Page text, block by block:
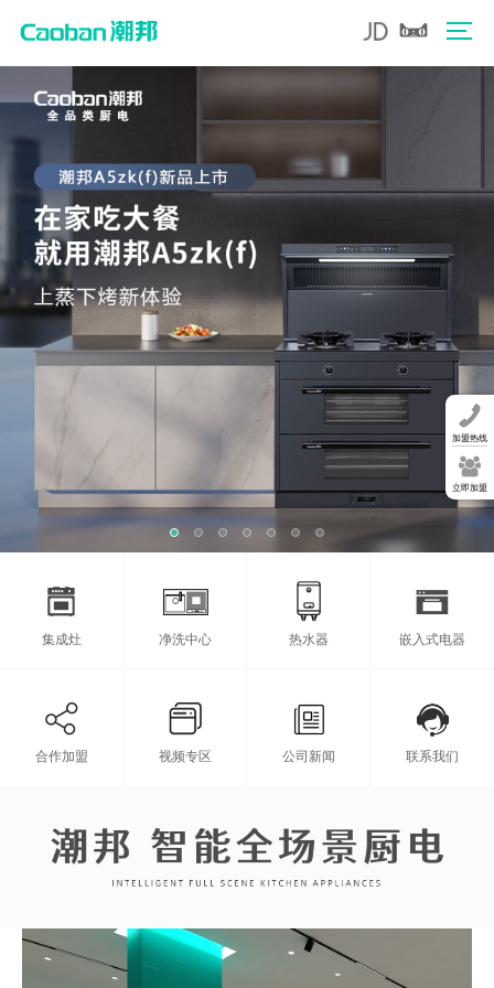
集成灶 净洗中心 热水器 嵌入式电器
合作加盟 视频专区 公司新闻 联系我们
加盟热线
立即加盟